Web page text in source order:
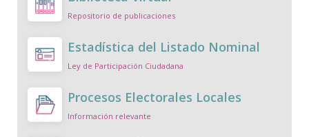
Repositorio de publicaciones
Estadística del Listado Nominal
Ley de Participación Ciudadana
Procesos Electorales Locales
Información relevante